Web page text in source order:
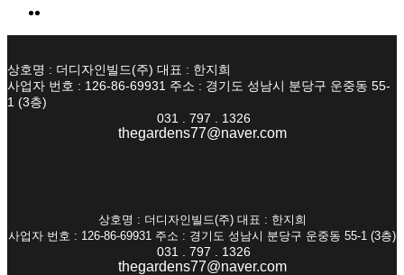
상호명 : 더디자인빌드(주) 대표 : 한지희
사업자 번호 : 126-86-69931 주소 : 경기도 성남시 분당구 운중동 55-
1 (3층)
031 . 797 . 1326
thegardens77@naver.com
상호명 : 더디자인빌드(주) 대표 : 한지희
사업자 번호 : 126-86-69931 주소 : 경기도 성남시 분당구 운중동 55-1 (3층)
031 . 797 . 1326
thegardens77@naver.com